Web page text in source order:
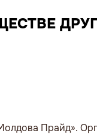
Прайд».